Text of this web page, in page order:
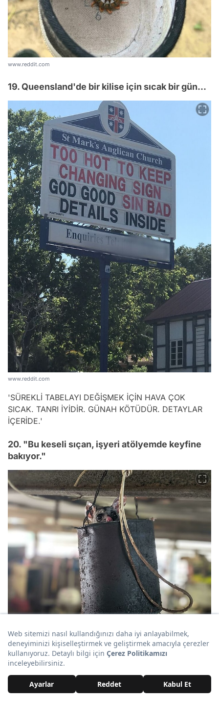
www.reddit.com
19. Queensland'de bir kilise için sıcak bir gün...
www.reddit.com
'SÜREKLİ TABELAYI DEĞİŞMEK İÇİN HAVA ÇOK
SICAK. TANRI İYİDİR. GÜNAH KÖTÜDÜR. DETAYLAR
İÇERİDE.'
20. "Bu keseli sıçan, işyeri atölyemde keyfine
bakıyor."
www.reddit.com
İçeriğin Devamı Aşağıda